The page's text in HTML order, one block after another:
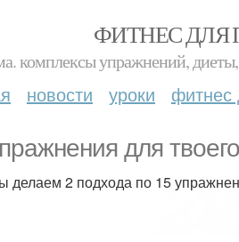
ФИТНЕС ДЛЯ
комплексы упражнений,
новости уроки
для
делаем 2 подхода по 15